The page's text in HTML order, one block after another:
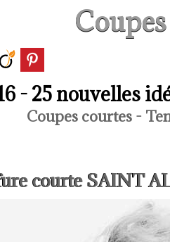
- 25 nouvelles
Coupes courtes -
courte SAINT